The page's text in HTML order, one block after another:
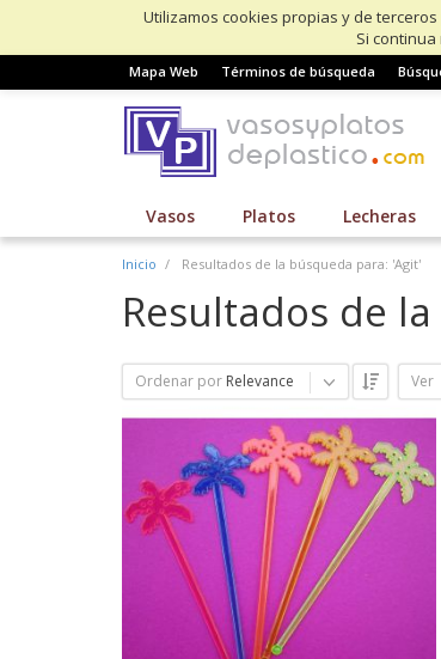
Utilizamos cookies propias y de
Si
Mapa Web Términos de búsqueda
Vasos Platos Lecheras
Inicio Resultados de la búsqueda para: 'Agit'
Resultados de
Ordenar por Relevance Ver